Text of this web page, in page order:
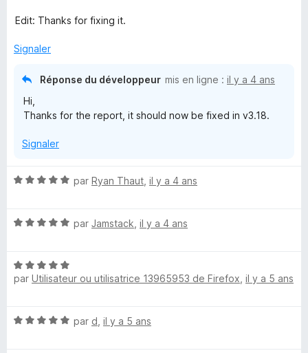
Edit: Thanks for fixing it.
Signaler
Réponse du développeur mis en ligne : il y a 4 ans
Hi,
Thanks for the report, it should now be fixed in v3.18.
Signaler
N
é
u
r
par Ryan Thaut il y a 4 ans
N
é
5
r
par Jamstack il y a 4 ans
N
o
5
par Utilisateur ou utilisatrice 13965953 de Firefox il y a 5 ans
N
par d il y a 5 ans